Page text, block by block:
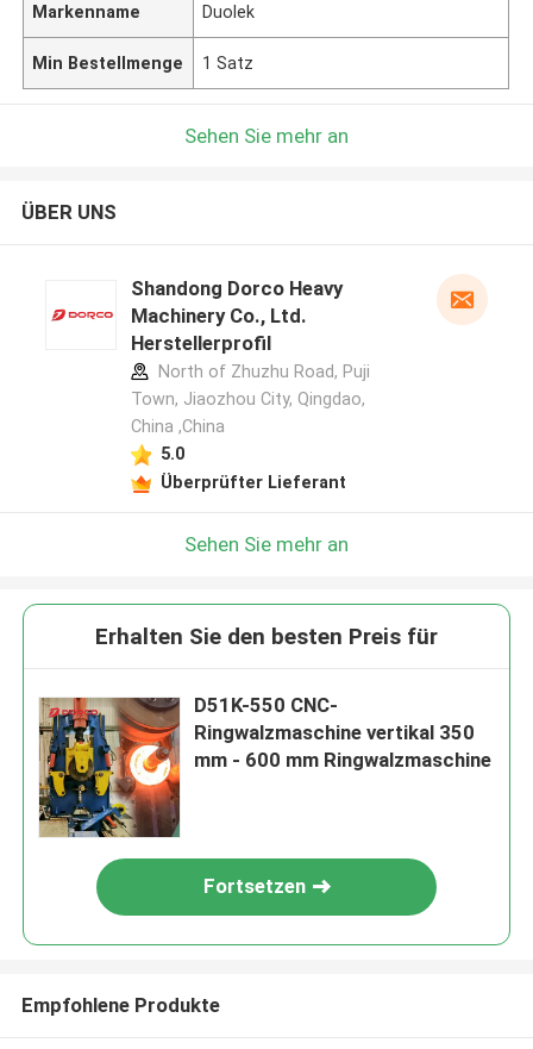
Markenname Duolek
Min Bestellmenge 1 Satz
Sehen Sie mehr an
ÜBER UNS
Shandong Dorco Heavy
Machinery Co., Ltd.
Herstellerprofil
North of Zhuzhu Road, Puji
Town, Jiaozhou City, Qingdao,
China ,China
5.0
Überprüfter Lieferant
Sehen Sie mehr an
Erhalten Sie den besten Preis für
D51K-550 CNC-
Ringwalzmaschine vertikal 350
mm - 600 mm Ringwalzmaschine
Fortsetzen
Empfohlene Produkte